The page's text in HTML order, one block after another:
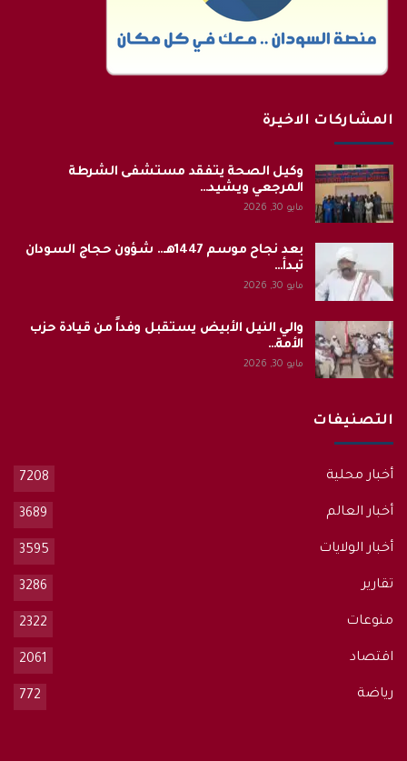
المشاركات الاخيرة
وكيل الصحة يتفقد مستشفى الشرطة
المرجعي ويشيد…
مايو 30, 2026
بعد نجاح موسم 1447هـ.. شؤون حجاج السودان
تبدأ…
مايو 30, 2026
والي النيل الأبيض يستقبل وفداً من قيادة حزب
الأمة…
مايو 30, 2026
التصنيفات
أخبار محلية 7208
أخبار العالم 3689
أخبار الولايات 3595
تقارير 3286
منوعات 2322
اقتصاد 2061
رياضة 772